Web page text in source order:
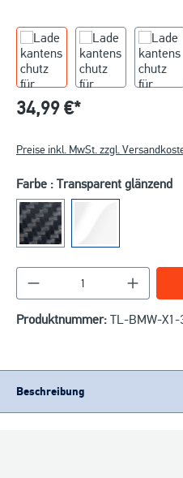
34,99 €*
Preise inkl. MwSt. zzgl.
Farbe : Transparent glänzend
Produkt Anzahl: Gib
Produktnummer: TL-BMW-
Beschreibung